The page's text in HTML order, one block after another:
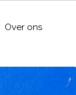
Over ons